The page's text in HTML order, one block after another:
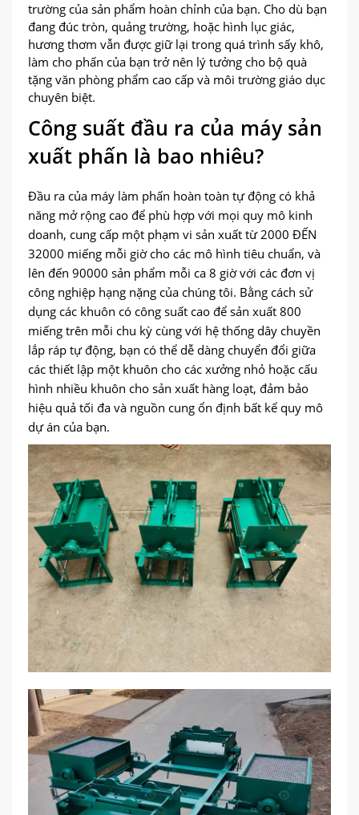
trường của sản phẩm hoàn chỉnh của bạn. Cho dù bạn
đang đúc tròn, quảng trường, hoặc hình lục giác,
hương thơm vẫn được giữ lại trong quá trình sấy khô,
làm cho phấn của bạn trở nên lý tưởng cho bộ quà
tặng văn phòng phẩm cao cấp và môi trường giáo dục
chuyên biệt.
Công suất đầu ra của máy sản
xuất phấn là bao nhiêu?
Đầu ra của máy làm phấn hoàn toàn tự động có khả
năng mở rộng cao để phù hợp với mọi quy mô kinh
doanh, cung cấp một phạm vi sản xuất từ 2000 ĐẾN
32000 miếng mỗi giờ cho các mô hình tiêu chuẩn, và
lên đến 90000 sản phẩm mỗi ca 8 giờ với các đơn vị
công nghiệp hạng nặng của chúng tôi. Bằng cách sử
dụng các khuôn có công suất cao để sản xuất 800
miếng trên mỗi chu kỳ cùng với hệ thống dây chuyền
lắp ráp tự động, bạn có thể dễ dàng chuyển đổi giữa
các thiết lập một khuôn cho các xưởng nhỏ hoặc cấu
hình nhiều khuôn cho sản xuất hàng loạt, đảm bảo
hiệu quả tối đa và nguồn cung ổn định bất kể quy mô
dự án của bạn.